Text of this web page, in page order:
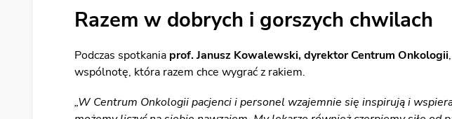
Razem w dobrych i gorszych chwilach
Podczas spotkania prof. Janusz Kowalewski, dyrektor Centrum Onkologii
wspólnotę, która razem chce wygrać z rakiem.
„W Centrum Onkologii pacjenci i personel wzajemnie się inspirują i